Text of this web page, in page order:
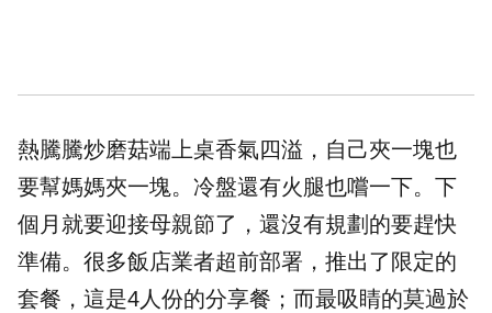
熱騰騰炒磨菇端上桌香氣四溢，自己夾一塊也
要幫媽媽夾一塊。冷盤還有火腿也嚐一下。下
個月就要迎接母親節了，還沒有規劃的要趕快
準備。很多飯店業者超前部署，推出了限定的
套餐，這是4人份的分享餐；而最吸睛的莫過於